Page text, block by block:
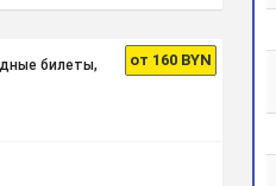
от 160 BYN
билеты,